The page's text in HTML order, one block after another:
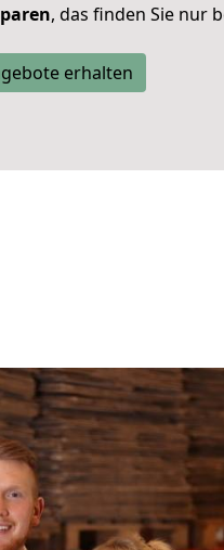
, das finden Sie nur
erhalten